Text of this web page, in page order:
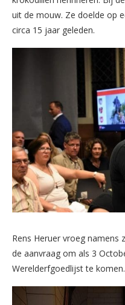
uit de mouw. Ze doelde op
circa 15 jaar geleden.
Rens Heruer vroeg
de aanvraag om als 3
Werelderfgoedlijst te komen.